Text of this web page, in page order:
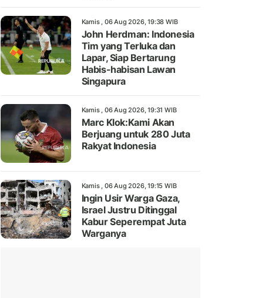
Kamis , 06 Aug 2026, 19:38 WIB
John Herdman: Indonesia
Tim yang Terluka dan
Lapar, Siap Bertarung
Habis-habisan Lawan
Singapura
Kamis , 06 Aug 2026, 19:31 WIB
Marc Klok:Kami Akan
Berjuang untuk 280 Juta
Rakyat Indonesia
Kamis , 06 Aug 2026, 19:15 WIB
Ingin Usir Warga Gaza,
Israel Justru Ditinggal
Kabur Seperempat Juta
Warganya